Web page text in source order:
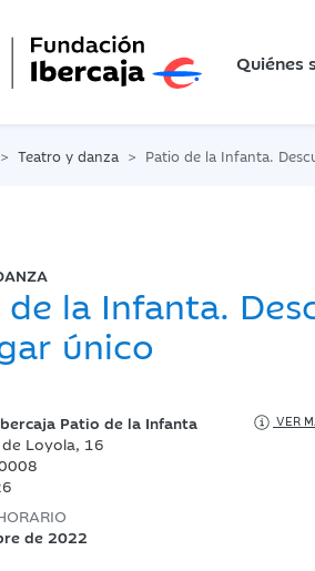
Quiénes
Teatro y danza Patio de la Infanta. Descubre
de la Infanta.
único
Patio de la Infanta
VER
Loyola, 16
de 2022